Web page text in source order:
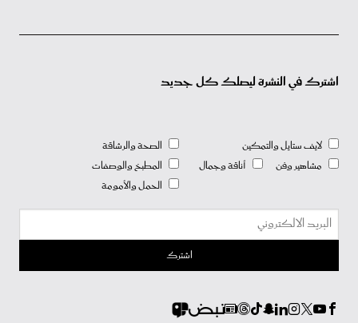
اشترك في النشرة ليصلك كل جديد
لايف ستايل والتمكين
مشاهير وفن
أناقة وجمال
الصحة والرشاقة
المطبخ والوصفات
الحمل والأمومة